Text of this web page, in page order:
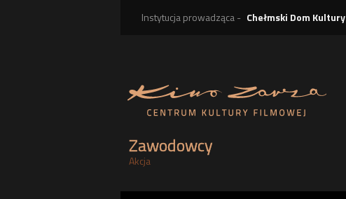
Instytucja prowadząca - Chełmski Dom Kultury
Zawodowcy
Akcja